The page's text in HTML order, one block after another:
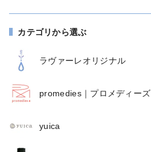
カテゴリから選ぶ
ラヴァーレオリジナル
promedies｜プロメディーズ
yuica